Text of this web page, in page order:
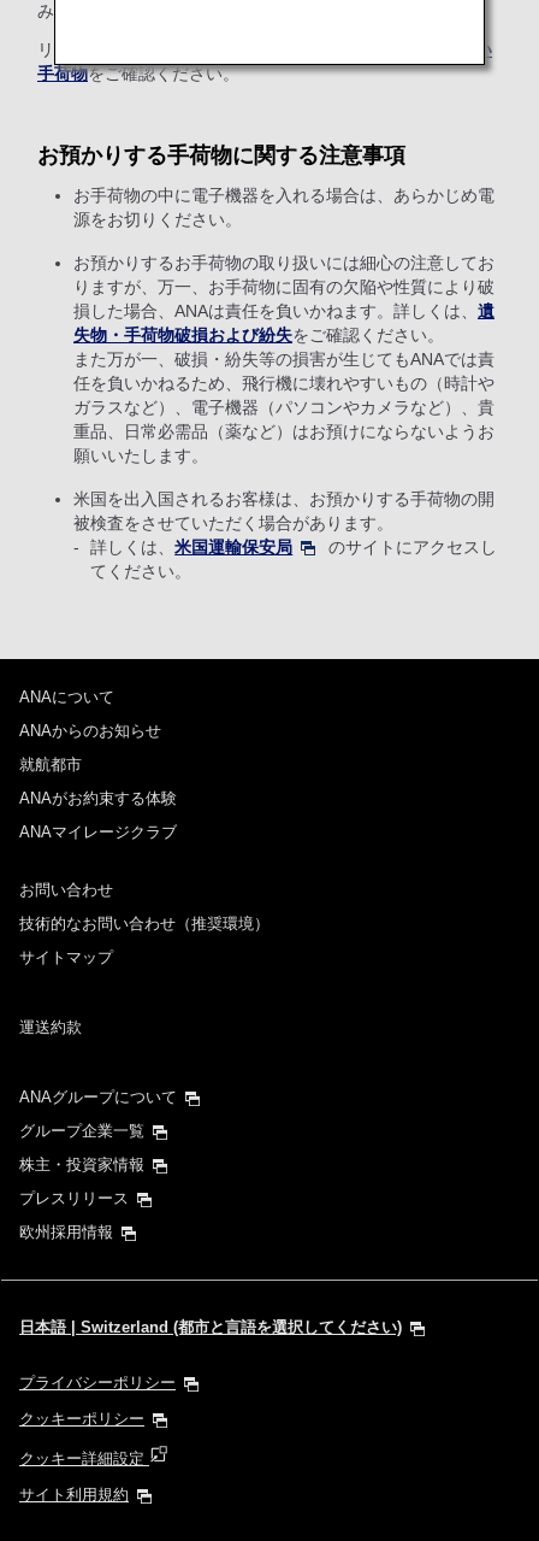
みは、法令による制限があります。
リチウムイオンバッテリーについては、
お取り扱いできない
手荷物をご確認ください。
お預かりする手荷物に関する注意事項
お手荷物の中に電子機器を入れる場合は、あらかじめ電
源をお切りください。
お預かりするお手荷物の取り扱いには細心の注意してお
りますが、万一、お手荷物に固有の欠陥や性質により破
損した場合、ANAは責任を負いかねます。詳しくは、 遺
失物・手荷物破損および紛失をご確認ください。
また万が一、破損・紛失等の損害が生じてもANAでは責
任を負いかねるため、飛行機に壊れやすいもの（時計や
ガラスなど）、電子機器（パソコンやカメラなど）、貴
重品、日常必需品（薬など）はお預けにならないようお
願いいたします。
米国を出入国されるお客様は、お預かりする手荷物の開
被検査をさせていただく場合があります。
詳しくは、米国運輸保安局
のサイトにアクセスし
てください。
ANAについて
ANAからのお知らせ
就航都市
ANAがお約束する体験
ANAマイレージクラブ
お問い合わせ
技術的なお問い合わせ（推奨環境）
サイトマップ
運送約款
ANAグループについて
グループ企業一覧
株主・投資家情報
プレスリリース
欧州採用情報
日本語 | Switzerland (都市と言語を選択してください)
プライバシーポリシー
クッキーポリシー
クッキー詳細設定
サイト利用規約